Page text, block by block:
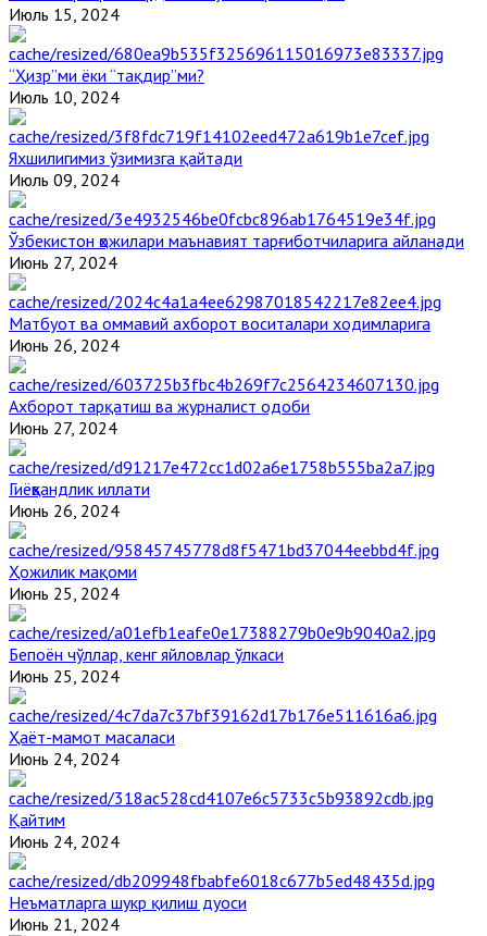
Июль 15, 2024
“Ҳизр”ми ёки “тақдир”ми?
Июль 10, 2024
Яхшилигимиз ўзимизга қайтади
Июль 09, 2024
Ўзбекистон ҳожилари маънавият тарғиботчиларига айланади
Июнь 27, 2024
Матбуот ва оммавий ахборот воситалари ходимларига
Июнь 26, 2024
Ахборот тарқатиш ва журналист одоби
Июнь 27, 2024
Гиёҳвандлик иллати
Июнь 26, 2024
Ҳожилик мақоми
Июнь 25, 2024
Бепоён чўллар, кенг яйловлар ўлкаси
Июнь 25, 2024
Ҳаёт-мамот масаласи
Июнь 24, 2024
Қайтим
Июнь 24, 2024
Неъматларга шукр қилиш дуоси
Июнь 21, 2024